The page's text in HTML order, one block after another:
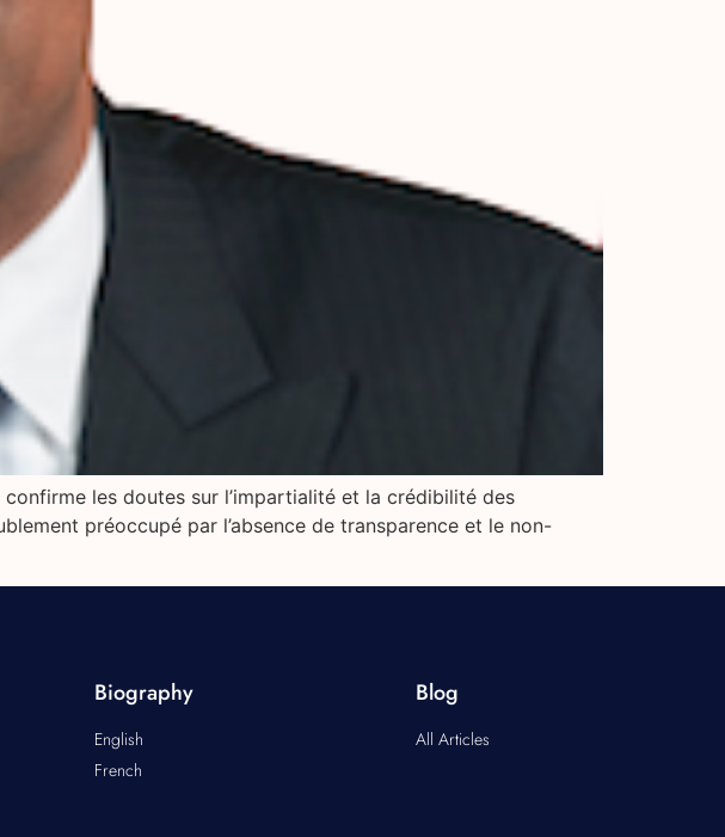
les doutes sur l’impartialité et la crédibilité des
préoccupé par l’absence de transparence et le non-
Biography
English
French
Blog
All Articles